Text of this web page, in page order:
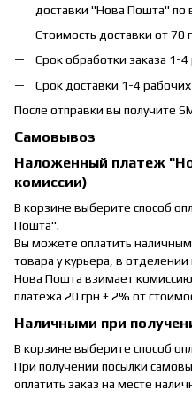
доставки "Нова Пошта" по
Стоимость доставки от 70
Срок обработки заказа 1-
Срок доставки 1-4
После отправки вы получите
Самовывоз
Наложенный платеж
комиссии)
В корзине выберите способ
Пошта".
Вы можете оплатить
товара у курьера, в
Нова Пошта взимает
платежа 20 грн + 2% от
Наличными при
В корзине выберите способ
При получении посылки
оплатить заказ на месте